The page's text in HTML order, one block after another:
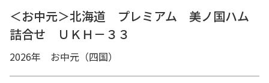
＜お中元＞北海道 プレミアム 美ノ国ハム
詰合せ ＵＫＨ－３３
2026年 お中元（四国）